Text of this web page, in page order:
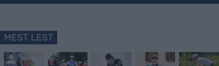
MEST LEST